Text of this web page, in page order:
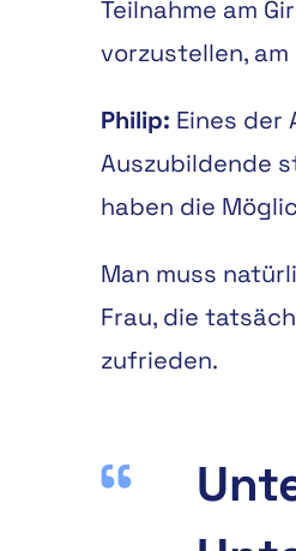
Teilnahme am
vorzustellen,
Philip: Eines der
Auszubildende
haben die
Man muss
Frau, die
zufrieden.